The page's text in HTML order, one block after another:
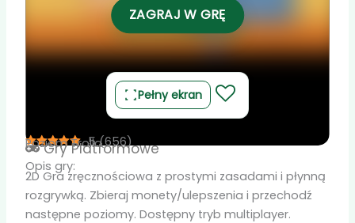
ZAGRAJ W GRĘ
Pełny ekran
5 (656)
Poziom Trolla
GryPlatformowe
Opis gry:
2D Gra zręcznościowa z prostymi zasadami i płynną
rozgrywką. Zbieraj monety/ulepszenia i przechodź
następne poziomy. Dostępny tryb multiplayer.